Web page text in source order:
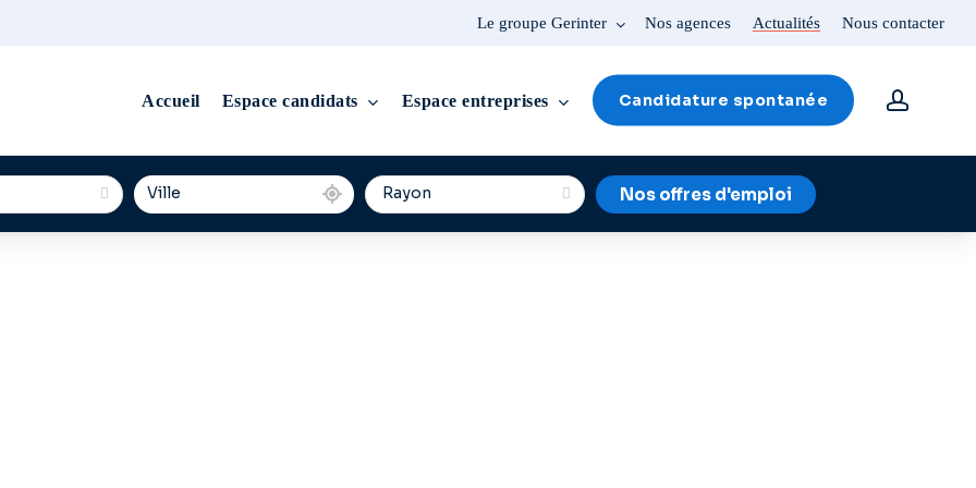
Le groupe Gerinter Nos agences Actualités Nous contacter
Accueil Espace candidats Espace entreprises Candidature spontanée account
Nos offres d'emploi